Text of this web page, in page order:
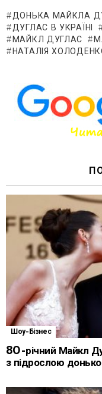
ДОНЬКА МАЙКЛА
ДУГЛАС В УКРАЇНІ
МАЙКЛ ДУГЛАС
НАТАЛІЯ
Шоу-Бізнес
80-річний Майкл
з підрослою